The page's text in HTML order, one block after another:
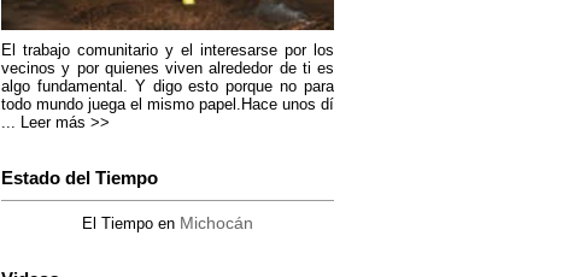
El trabajo comunitario y el interesarse por los
vecinos y por quienes viven alrededor de ti es
algo fundamental. Y digo esto porque no para
todo mundo juega el mismo papel.Hace unos dí
Leer más >>
Estado del Tiempo
El Tiempo en Michocán